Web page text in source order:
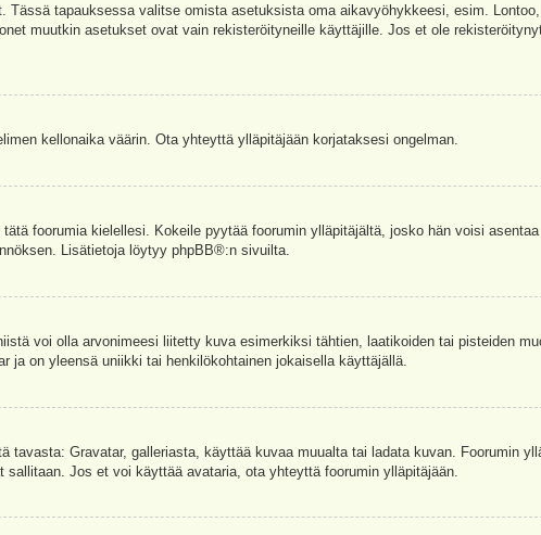
tapauksessa valitse omista asetuksista oma aikavyöhykkeesi, esim. Lontoo,
muutkin asetukset ovat vain rekisteröityneille käyttäjille. Jos et ole
kellonaika väärin. Ota yhteyttä ylläpitäjään korjataksesi ongelman.
foorumia kielellesi. Kokeile pyytää foorumin ylläpitäjältä, josko hän voisi asentaa
Lisätietoja löytyy phpBB®:n sivuilta.
voi olla arvonimeesi liitetty kuva esimerkiksi tähtien, laatikoiden tai pisteiden
on yleensä uniikki tai henkilökohtainen jokaisella käyttäjällä.
Gravatar, galleriasta, käyttää kuvaa muualta tai ladata kuvan. Foorumin
Jos et voi käyttää avataria, ota yhteyttä foorumin ylläpitäjään.